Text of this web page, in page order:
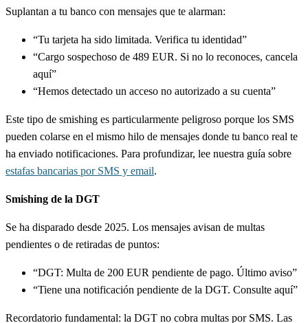
Suplantan a tu banco con mensajes que te alarman:
“Tu tarjeta ha sido limitada. Verifica tu identidad”
“Cargo sospechoso de 489 EUR. Si no lo reconoces, cancela
aquí”
“Hemos detectado un acceso no autorizado a su cuenta”
Este tipo de smishing es particularmente peligroso porque los SMS
pueden colarse en el mismo hilo de mensajes donde tu banco real te
ha enviado notificaciones. Para profundizar, lee nuestra guía sobre
estafas bancarias por SMS y email.
Smishing de la DGT
Se ha disparado desde 2025. Los mensajes avisan de multas
pendientes o de retiradas de puntos:
“DGT: Multa de 200 EUR pendiente de pago. Último aviso”
“Tiene una notificación pendiente de la DGT. Consulte aquí”
Recordatorio fundamental: la DGT no cobra multas por SMS. Las